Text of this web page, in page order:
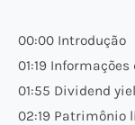
00:00 Introdução
01:19 Informações
01:55 Dividend
02:19 Patrimônio